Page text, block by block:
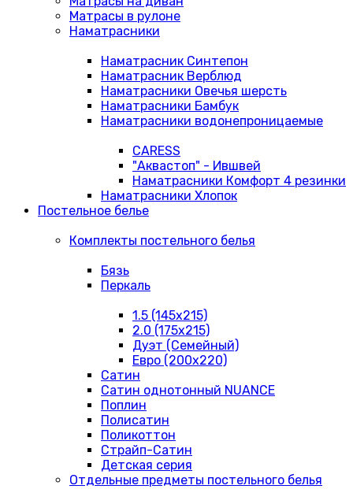
Матрасы в рулоне
Наматрасники
Наматрасник Синтепон
Наматрасник Верблюд
Наматрасники Овечья шерсть
Наматрасники Бамбук
Наматрасники водонепроницаемые
CARESS
"Аквастоп" - Ившвей
Наматрасники Комфорт 4 резинки
Наматрасники Хлопок
Постельное белье
Комплекты постельного белья
Бязь
Перкаль
1.5 (145х215)
2.0 (175х215)
Дуэт (Семейный)
Евро (200х220)
Сатин
Сатин однотонный NUANCE
Поплин
Полисатин
Поликоттон
Страйп-Сатин
Детская серия
Отдельные предметы постельного белья